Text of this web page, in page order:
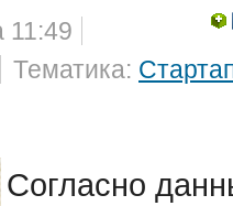
11:49
Тематика:
Согласно